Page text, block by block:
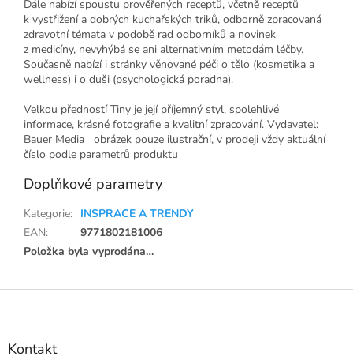
Dále nabízí spoustu prověřených receptů, včetně receptů
k vystřižení a dobrých kuchařských triků, odborně zpracovaná
zdravotní témata v podobě rad odborníků a novinek
z medicíny, nevyhýbá se ani alternativním metodám léčby.
Současně nabízí i stránky věnované péči o tělo (kosmetika a
wellness) i o duši (psychologická poradna).
Velkou předností Tiny je její příjemný styl, spolehlivé
informace, krásné fotografie a kvalitní zpracování. Vydavatel:
Bauer Media obrázek pouze ilustrační, v prodeji vždy aktuální
číslo podle parametrů produktu
Doplňkové parametry
Kategorie: INSPRACE A TRENDY
EAN:
9771802181006
Položka byla vyprodána…
Z
Kontakt